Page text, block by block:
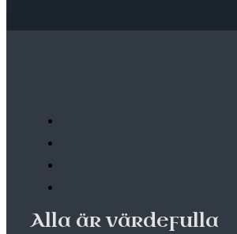
Alla är värdefulla